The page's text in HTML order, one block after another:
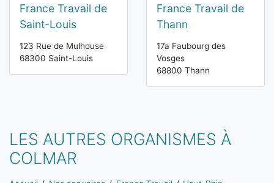
France Travail de
Saint-Louis
123 Rue de Mulhouse
68300 Saint-Louis
France Travail de
Thann
17a Faubourg des
Vosges
68800 Thann
LES AUTRES ORGANISMES À
COLMAR
Vous êtes ici: